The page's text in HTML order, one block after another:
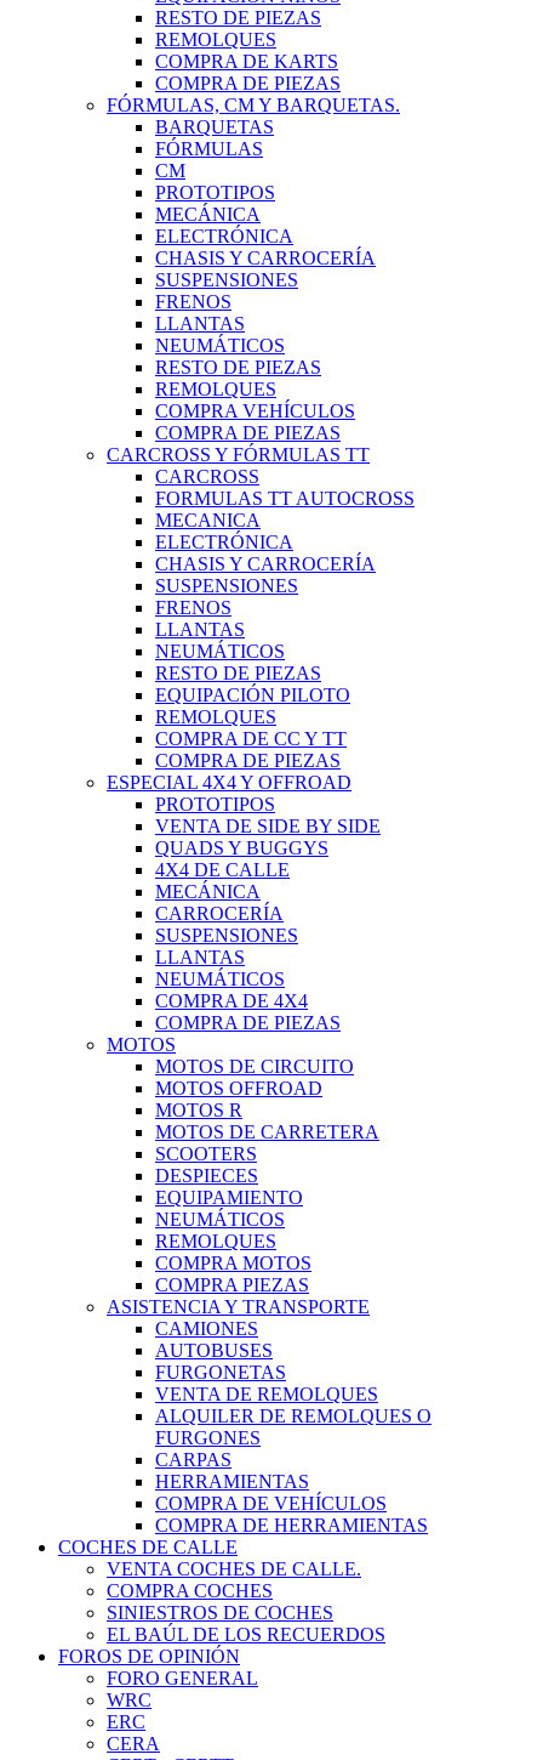
RESTO DE PIEZAS
REMOLQUES
COMPRA DE KARTS
COMPRA DE PIEZAS
FÓRMULAS, CM Y BARQUETAS.
BARQUETAS
FÓRMULAS
CM
PROTOTIPOS
MECÁNICA
ELECTRÓNICA
CHASIS Y CARROCERÍA
SUSPENSIONES
FRENOS
LLANTAS
NEUMÁTICOS
RESTO DE PIEZAS
REMOLQUES
COMPRA VEHÍCULOS
COMPRA DE PIEZAS
CARCROSS Y FÓRMULAS TT
CARCROSS
FORMULAS TT AUTOCROSS
MECANICA
ELECTRÓNICA
CHASIS Y CARROCERÍA
SUSPENSIONES
FRENOS
LLANTAS
NEUMÁTICOS
RESTO DE PIEZAS
EQUIPACIÓN PILOTO
REMOLQUES
COMPRA DE CC Y TT
COMPRA DE PIEZAS
ESPECIAL 4X4 Y OFFROAD
PROTOTIPOS
VENTA DE SIDE BY SIDE
QUADS Y BUGGYS
4X4 DE CALLE
MECÁNICA
CARROCERÍA
SUSPENSIONES
LLANTAS
NEUMÁTICOS
COMPRA DE 4X4
COMPRA DE PIEZAS
MOTOS
MOTOS DE CIRCUITO
MOTOS OFFROAD
MOTOS R
MOTOS DE CARRETERA
SCOOTERS
DESPIECES
EQUIPAMIENTO
NEUMÁTICOS
REMOLQUES
COMPRA MOTOS
COMPRA PIEZAS
ASISTENCIA Y TRANSPORTE
CAMIONES
AUTOBUSES
FURGONETAS
VENTA DE REMOLQUES
ALQUILER DE REMOLQUES O
FURGONES
CARPAS
HERRAMIENTAS
COMPRA DE VEHÍCULOS
COMPRA DE HERRAMIENTAS
COCHES DE CALLE
VENTA COCHES DE CALLE.
COMPRA COCHES
SINIESTROS DE COCHES
EL BAÚL DE LOS RECUERDOS
FOROS DE OPINIÓN
FORO GENERAL
WRC
ERC
CERA